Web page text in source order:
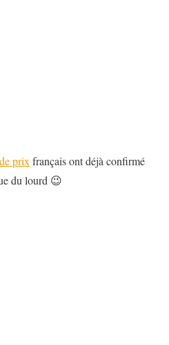
prix français ont déjà confirmé
du lourd 😉